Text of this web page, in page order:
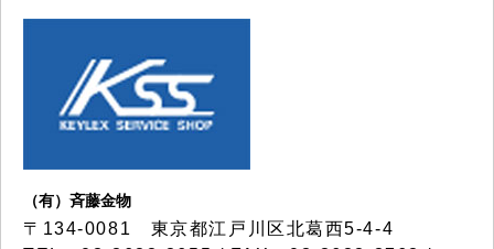
（有）斉藤金物
〒134-0081 東京都江戸川区北葛西5-4-4